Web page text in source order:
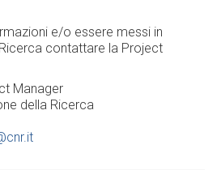
e/o essere messi in
contattare la Project
Manager
della Ricerca